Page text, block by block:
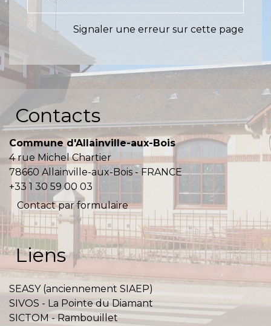
Signaler une erreur sur cette page
Contacts
Commune d'Allainville-aux-Bois
4 rue Michel Chartier
78660 Allainville-aux-Bois - FRANCE
+33 1 30 59 00 03
Contact par formulaire
Liens
SEASY (anciennement SIAEP)
SIVOS - La Pointe du Diamant
SICTOM - Rambouillet